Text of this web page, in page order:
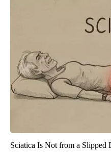
Sciatica Is Not from a Slipped